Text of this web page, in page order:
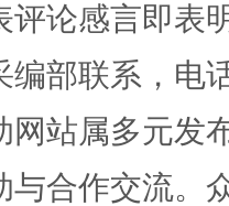
问题” 法
评论感言即表
编部联系，电
网站属多元发
与合作交流。